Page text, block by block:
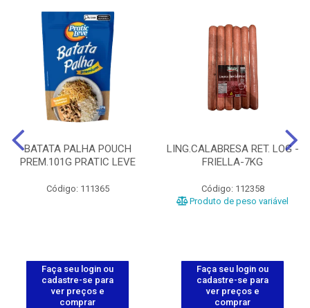
BATATA PALHA POUCH
PREM.101G PRATIC LEVE
Código: 111365
Faça seu login ou
cadastre-se para
ver preços e
comprar
LING.CALABRESA RET. LOG -
FRIELLA-7KG
Código: 112358
Produto de peso variável
Faça seu login ou
cadastre-se para
ver preços e
comprar